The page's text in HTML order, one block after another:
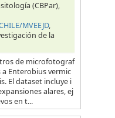
(CBPar),
MVEEJD,
de la
de microfotograf
Enterobius vermic
El dataset incluye i
alares, ej
en t...